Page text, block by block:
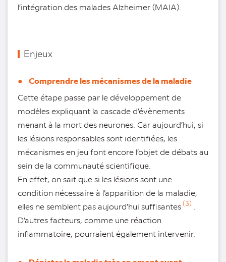
l’intégration des malades Alzheimer (MAIA).
Enjeux
● Comprendre les mécanismes de la maladie
Cette étape passe par le développement de
modèles expliquant la cascade d’évènements
menant à la mort des neurones. Car aujourd’hui, si
les lésions responsables sont identifiées, les
mécanismes en jeu font encore l’objet de débats au
sein de la communauté scientifique.
En effet, on sait que si les lésions sont une
condition nécessaire à l’apparition de la maladie,
elles ne semblent pas aujourd’hui suffisantes(3)
D’autres facteurs, comme une réaction
inflammatoire, pourraient également intervenir.